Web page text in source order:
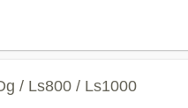
/ Ls800 / Ls1000